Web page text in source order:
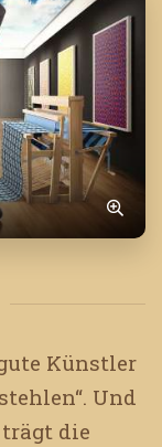
Künstler
Und
die